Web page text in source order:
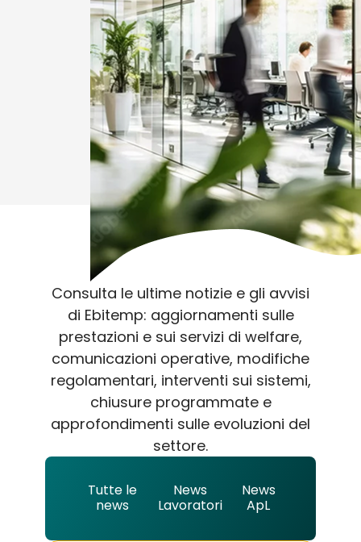
Consulta le ultime notizie e gli avvisi
di Ebitemp: aggiornamenti sulle
prestazioni e sui servizi di welfare,
comunicazioni operative, modifiche
regolamentari, interventi sui sistemi,
chiusure programmate e
approfondimenti sulle evoluzioni del
settore.
Tutte le
news
News
Lavoratori
News
ApL